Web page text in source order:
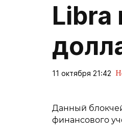
Libra
11 октября 21:42
Данный
финансового